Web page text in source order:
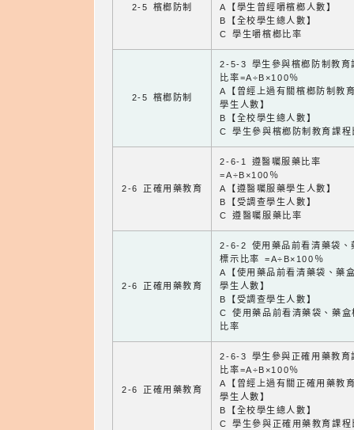
2-5 檳榔防制
A【學生曾經嚼檳榔人數】
B【全校學生總人數】
C 學生嚼檳榔比率
2-5 檳榔防制
2-5-3 學生參與檳榔防制教育
比率=A÷B×100％
A【曾經上過有關檳榔防制教
學生人數】
B【全校學生總人數】
C 學生參與檳榔防制教育課程
2-6 正確用藥教育
2-6-1 遵醫囑服藥比率
=A÷B×100％
A【遵醫囑服藥學生人數】
B【受調查學生人數】
C 遵醫囑服藥比率
2-6 正確用藥教育
2-6-2 使用藥品前看清藥袋、
標示比率 =A÷B×100％
A【使用藥品前看清藥袋、藥
學生人數】
B【受調查學生人數】
C 使用藥品前看清藥袋、藥盒
比率
2-6 正確用藥教育
2-6-3 學生參與正確用藥教育
比率=A÷B×100％
A【曾經上過有關正確用藥教
學生人數】
B【全校學生總人數】
C 學生參與正確用藥教育課程